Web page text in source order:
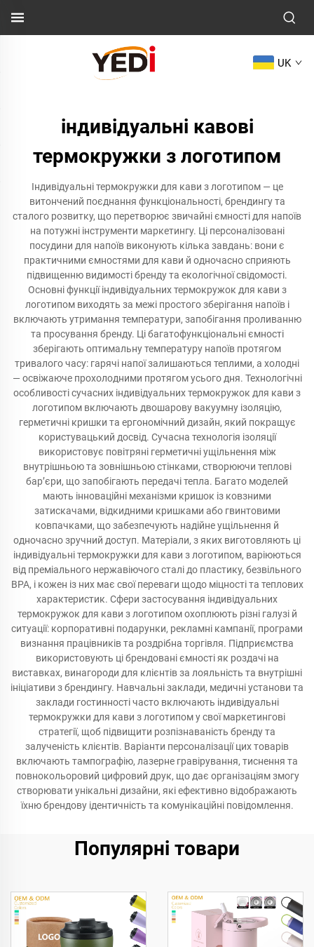
UK
індивідуальні кавові
термокружки з логотипом
Індивідуальні термокружки для кави з логотипом — це
витончений поєднання функціональності, брендингу та
сталого розвитку, що перетворює звичайні ємності для напоїв
на потужні інструменти маркетингу. Ці персоналізовані
посудини для напоїв виконують кілька завдань: вони є
практичними ємностями для кави й одночасно сприяють
підвищенню видимості бренду та екологічної свідомості.
Основні функції індивідуальних термокружок для кави з
логотипом виходять за межі простого зберігання напоїв і
включають утримання температури, запобігання проливанню
та просування бренду. Ці багатофункціональні ємності
зберігають оптимальну температуру напоїв протягом
тривалого часу: гарячі напої залишаються теплими, а холодні
— освіжаюче прохолодними протягом усього дня. Технологічні
особливості сучасних індивідуальних термокружок для кави з
логотипом включають двошарову вакуумну ізоляцію,
герметичні кришки та ергономічний дизайн, який покращує
користувацький досвід. Сучасна технологія ізоляції
використовує повітряні герметичні ущільнення між
внутрішньою та зовнішньою стінками, створюючи теплові
бар’єри, що запобігають передачі тепла. Багато моделей
мають інноваційні механізми кришок із ковзними
затискачами, відкидними кришками або гвинтовими
ковпачками, що забезпечують надійне ущільнення й
одночасно зручний доступ. Матеріали, з яких виготовляють ці
індивідуальні термокружки для кави з логотипом, варіюються
від преміального нержавіючого сталі до пластику, безвільного
BPA, і кожен із них має свої переваги щодо міцності та теплових
характеристик. Сфери застосування індивідуальних
термокружок для кави з логотипом охоплюють різні галузі й
ситуації: корпоративні подарунки, рекламні кампанії, програми
визнання працівників та роздрібна торгівля. Підприємства
використовують ці брендовані ємності як роздачі на
виставках, винагороди для клієнтів за лояльність та внутрішні
ініціативи з брендингу. Навчальні заклади, медичні установи та
заклади гостинності часто включають індивідуальні
термокружки для кави з логотипом у свої маркетингові
стратегії, щоб підвищити розпізнаваність бренду та
залученість клієнтів. Варіанти персоналізації цих товарів
включають тампографію, лазерне гравірування, тиснення та
повнокольоровий цифровий друк, що дає організаціям змогу
створювати унікальні дизайни, які ефективно відображають
їхню брендову ідентичність та комунікаційні повідомлення.
Популярні товари